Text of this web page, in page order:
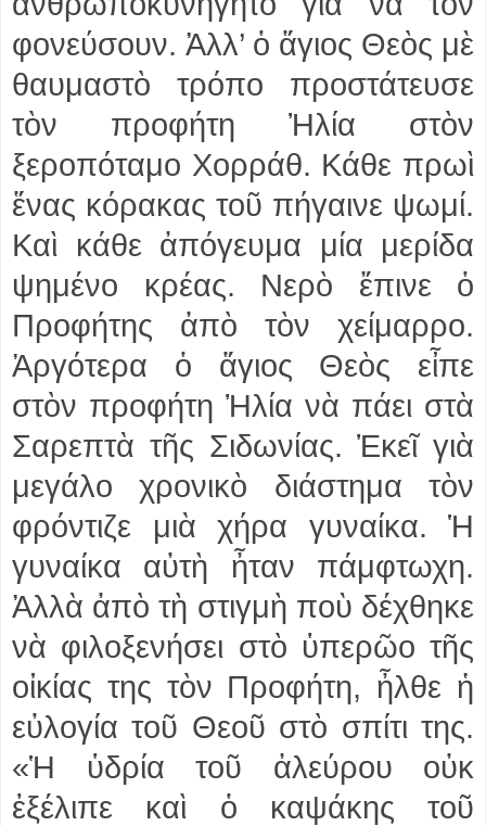
φονεύσουν. Ἀλλ’ ὁ ἅγιος Θεὸς μὲ
θαυμαστὸ τρόπο προστάτευσε
τὸν προφήτη Ἠλία στὸν
ξεροπόταμο Χορράθ. Κάθε πρωὶ
ἕνας κόρακας τοῦ πήγαινε ψωμί.
Καὶ κάθε ἀπόγευμα μία μερίδα
ψημένο κρέας. Νερὸ ἔπινε ὁ
Προφήτης ἀπὸ τὸν χείμαρρο.
Ἀργότερα ὁ ἅγιος Θεὸς εἶπε
στὸν προφήτη Ἠλία νὰ πάει στὰ
Σαρεπτὰ τῆς Σιδωνίας. Ἐκεῖ γιὰ
μεγάλο χρονικὸ διάστημα τὸν
φρόντιζε μιὰ χήρα γυναίκα. Ἡ
γυναίκα αὐτὴ ἦταν πάμφτωχη.
Ἀλλὰ ἀπὸ τὴ στιγμὴ ποὺ δέχθηκε
νὰ φιλοξενήσει στὸ ὑπερῶο τῆς
οἰκίας της τὸν Προφήτη, ἦλθε ἡ
εὐλογία τοῦ Θεοῦ στὸ σπίτι της.
«Ἡ ὑδρία τοῦ ἀλεύρου οὐκ
ἐξέλιπε καὶ ὁ καψάκης τοῦ